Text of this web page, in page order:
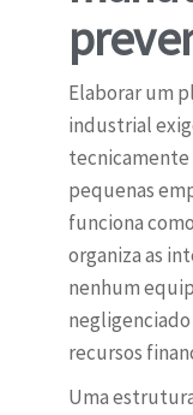
Elaborar um
industrial
tecnicamente
pequenas
funciona
organiza as
nenhum
recursos
Uma